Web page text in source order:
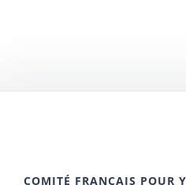
COMITÉ FRANÇAIS POUR